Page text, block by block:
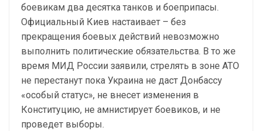
боевикам два десятка танков и боеприпасы.
Официальный Киев настаивает – без
прекращения боевых действий невозможно
выполнить политические обязательства. В то же
время МИД России заявили, стрелять в зоне АТО
не перестанут пока Украина не даст Донбассу
«особый статус», не внесет изменения в
Конституцию, не амнистирует боевиков, и не
проведет выборы.